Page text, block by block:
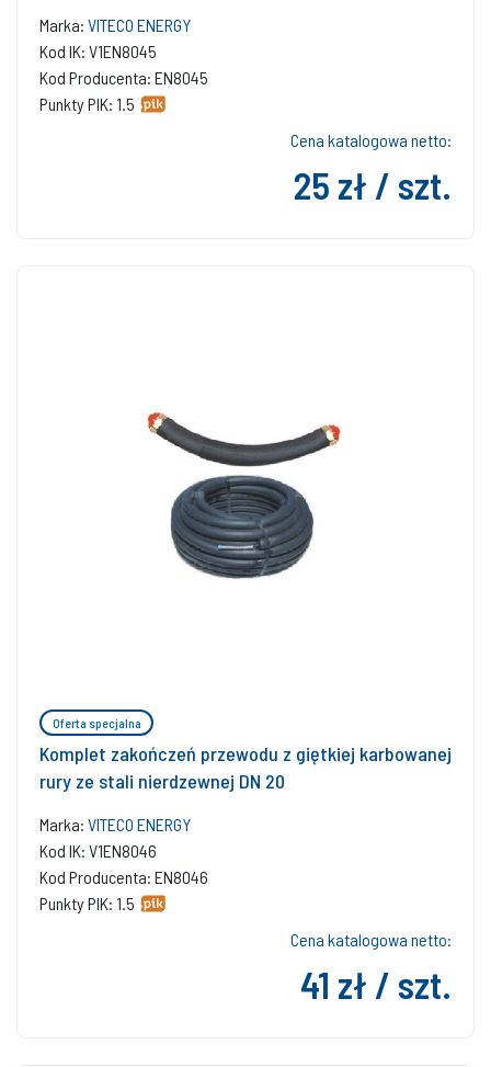
Marka: VITECO ENERGY
Kod IK: V1EN8045
Kod Producenta: EN8045
Punkty PIK: 1.5
Cena katalogowa netto:
25 zł / szt.
Oferta specjalna
Komplet zakończeń przewodu z giętkiej karbowanej
rury ze stali nierdzewnej DN 20
Marka: VITECO ENERGY
Kod IK: V1EN8046
Kod Producenta: EN8046
Punkty PIK: 1.5
Cena katalogowa netto:
41 zł / szt.